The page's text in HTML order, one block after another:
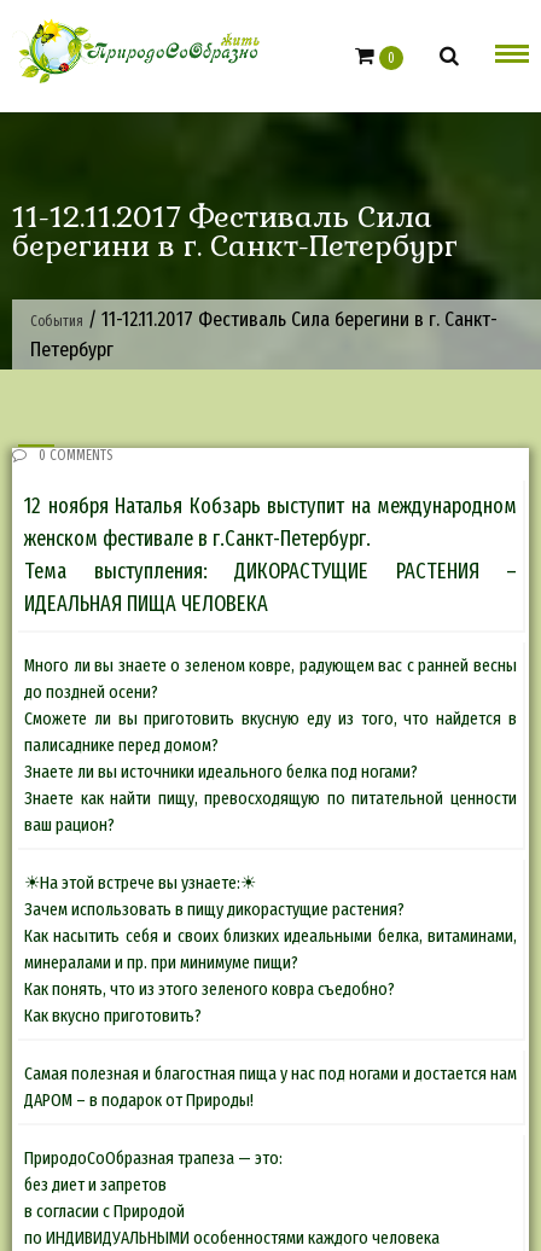
content
0
11-12.11.2017 Фестиваль Сила
берегини в г. Санкт-Петербург
События / 11-12.11.2017 Фестиваль Сила берегини в г. Санкт-
Петербург
0 COMMENTS
12 ноября Наталья Кобзарь выступит на международном
женском фестивале в г.Санкт-Петербург.
Тема выступления: ДИКОРАСТУЩИЕ РАСТЕНИЯ –
ИДЕАЛЬНАЯ ПИЩА ЧЕЛОВЕКА
Много ли вы знаете о зеленом ковре, радующем вас с ранней весны
до поздней осени?
Сможете ли вы приготовить вкусную еду из того, что найдется в
палисаднике перед домом?
Знаете ли вы источники идеального белка под ногами?
Знаете как найти пищу, превосходящую по питательной ценности
ваш рацион?
☀На этой встрече вы узнаете:☀
Зачем использовать в пищу дикорастущие растения?
Как насытить себя и своих близких идеальными белка, витаминами,
минералами и пр. при минимуме пищи?
Как понять, что из этого зеленого ковра съедобно?
Как вкусно приготовить?
Самая полезная и благостная пища у нас под ногами и достается нам
ДАРОМ – в подарок от Природы!
ПриродоСоОбразная трапеза — это:
без диет и запретов
в согласии с Природой
по ИНДИВИДУАЛЬНЫМИ особенностями каждого человека